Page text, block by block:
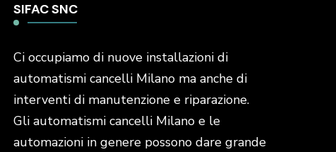
SIFAC SNC
Ci occupiamo di nuove installazioni di
automatismi cancelli Milano ma anche di
interventi di manutenzione e riparazione.
Gli automatismi cancelli Milano e le
automazioni in genere possono dare grande